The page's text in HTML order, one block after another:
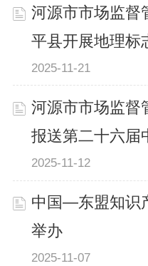
河源市市场监督
平县开展地理标
2025-11-21
河源市市场监督
报送第二十六届
2025-11-12
中国—东盟知识
举办
2025-11-07